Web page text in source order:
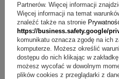
OPINIE
Partnerów. Więcej informacji
Więcej informacji na temat
znaleźć także na stronie
https://business.safety.google/
komunikatu oznacza zgodę na ich
komputerze. Możesz określić
dostępu do nich klikając w
możesz wycofać w dowolnym
plików cookies z przeglądarki z